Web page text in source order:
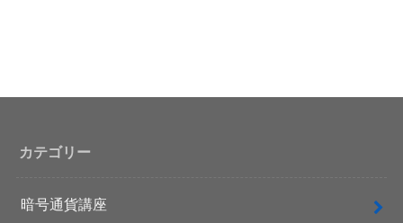
カテゴリー
暗号通貨講座